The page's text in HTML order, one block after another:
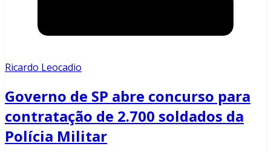
Ricardo Leocadio
Governo de SP abre concurso para
contratação de 2.700 soldados da
Polícia Militar